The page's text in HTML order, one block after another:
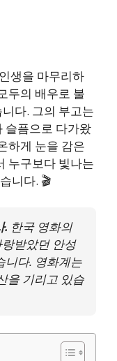
생을 마무리하
두의 배우로 불
다. 그의 부고는
슬픔으로 다가왔
하게 눈을 감은
누구보다 빛나는
니다. 🎬
. 한국 영화의
받았던 안성
니다. 영화계는
을 기리고 있습